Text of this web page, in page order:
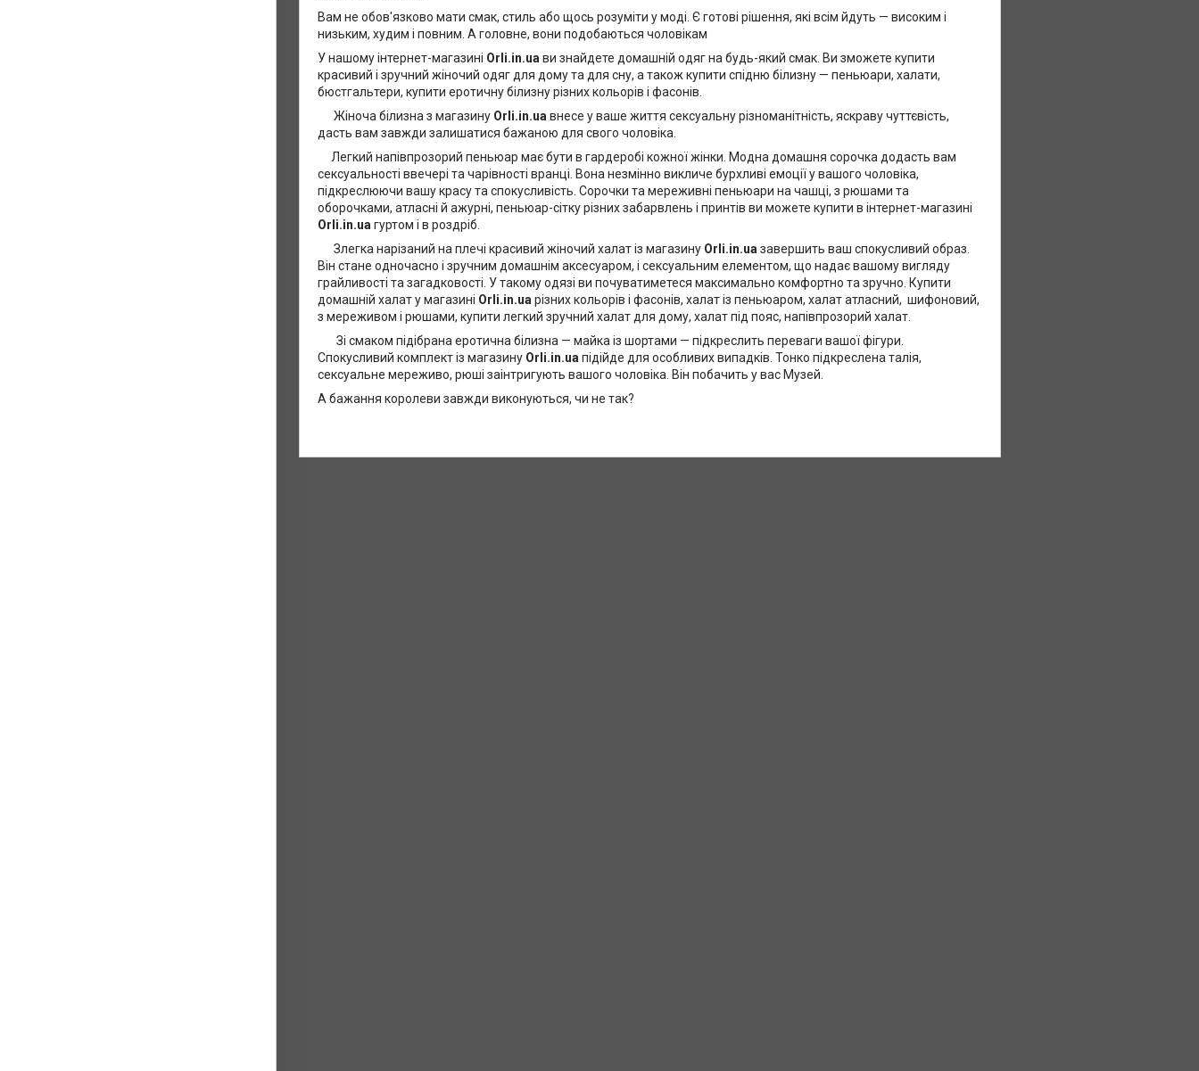
Вам не обов'язково мати смак, стиль або щось розуміти у моді. Є готові рішення, які всім йдуть — високим і
низьким, худим і повним. А головне, вони подобаються чоловікам
У нашому інтернет-магазині Orli.in.ua ви знайдете домашній одяг на будь-який смак. Ви зможете купити
красивий і зручний жіночий одяг для дому та для сну, а також купити спідню білизну — пеньюари, халати,
бюстгальтери, купити еротичну білизну різних кольорів і фасонів.
Жіноча білизна з магазину Orli.in.ua внесе у ваше життя сексуальну різноманітність, яскраву чуттєвість,
дасть вам завжди залишатися бажаною для свого чоловіка.
Легкий напівпрозорий пеньюар має бути в гардеробі кожної жінки. Модна домашня сорочка додасть вам
сексуальності ввечері та чарівності вранці. Вона незмінно викличе бурхливі емоції у вашого чоловіка,
підкреслюючи вашу красу та спокусливість. Сорочки та мереживні пеньюари на чашці, з рюшами та
оборочками, атласні й ажурні, пеньюар-сітку різних забарвлень і принтів ви можете купити в інтернет-магазині
Orli.in.ua гуртом і в роздріб.
Злегка нарізаний на плечі красивий жіночий халат із магазину Orli.in.ua завершить ваш спокусливий образ.
Він стане одночасно і зручним домашнім аксесуаром, і сексуальним елементом, що надає вашому вигляду
грайливості та загадковості. У такому одязі ви почуватиметеся максимально комфортно та зручно. Купити
домашній халат у магазині Orli.in.ua різних кольорів і фасонів, халат із пеньюаром, халат атласний, шифоновий,
з мереживом і рюшами, купити легкий зручний халат для дому, халат під пояс, напівпрозорий халат.
Зі смаком підібрана еротична білизна — майка із шортами — підкреслить переваги вашої фігури.
Спокусливий комплект із магазину Orli.in.ua підійде для особливих випадків. Тонко підкреслена талія,
сексуальне мереживо, рюші заінтригують вашого чоловіка. Він побачить у вас Музей.
А бажання королеви завжди виконуються, чи не так?